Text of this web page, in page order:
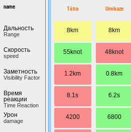
name
Дальность
Range
Скорость
speed
Заметность
Visibility Factor
Время
реакции
Time Reaction
Урон
damage
Tátra
8km
55knot
1.2km
8.1s
4200
Umikaze
8km
48knot
0.8km
6.2s
6800